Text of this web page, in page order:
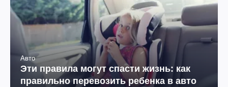
Авто
Эти правила могут спасти жизнь: как
правильно перевозить ребенка в авто